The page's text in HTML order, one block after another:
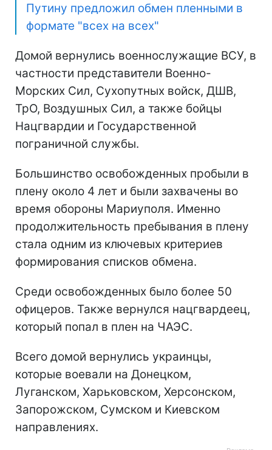
Путину предложил обмен пленными в
формате "всех на всех"
Домой вернулись военнослужащие ВСУ, в
частности представители Военно-
Морских Сил, Сухопутных войск, ДШВ,
ТрО, Воздушных Сил, а также бойцы
Нацгвардии и Государственной
пограничной службы.
Большинство освобожденных пробыли в
плену около 4 лет и были захвачены во
время обороны Мариуполя. Именно
продолжительность пребывания в плену
стала одним из ключевых критериев
формирования списков обмена.
Среди освобожденных было более 50
офицеров. Также вернулся нацгвардеец,
который попал в плен на ЧАЭС.
Всего домой вернулись украинцы,
которые воевали на Донецком,
Луганском, Харьковском, Херсонском,
Запорожском, Сумском и Киевском
направлениях.